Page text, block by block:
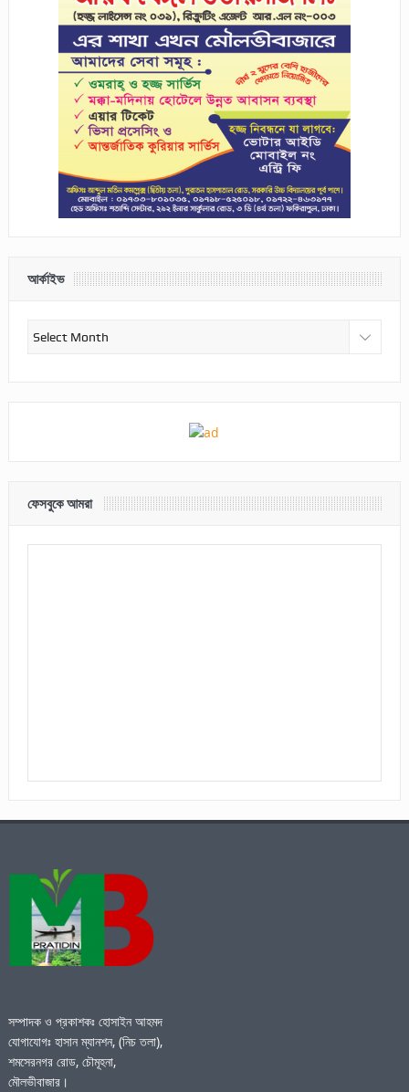
আর্কাইভ
আর্কাইভ
ফেসবুকে আমরা
সম্পাদক ও প্রকাশকঃ হোসাইন আহমদ
যোগাযোগঃ হাসান ম্যানশন, (নিচ তলা),
শমসেরনগর রোড, চৌমূহনা,
মৌলভীবাজার।